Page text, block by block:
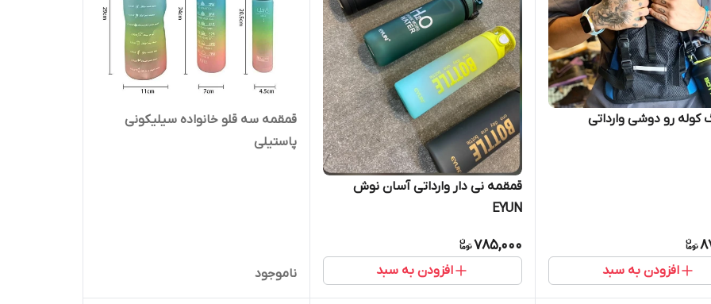
کوله رو دوشی وارداتی
افزودن به سبد
قمقمه نی دار وارداتی آسان نوش
EYUN
785,000
افزودن به سبد
قمقمه سه قلو خانواده سیلیکونی
پاستیلی
ناموجود